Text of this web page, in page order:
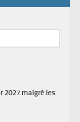
2027 malgré les